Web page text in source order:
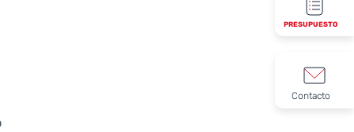
PRESUPUESTO
Contacto